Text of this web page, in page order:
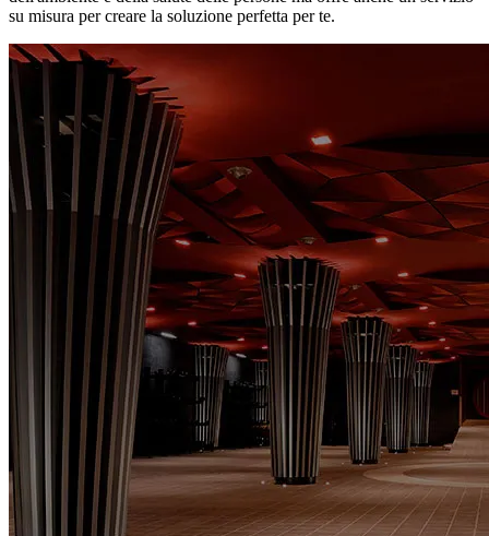
su misura per creare la soluzione perfetta per te.